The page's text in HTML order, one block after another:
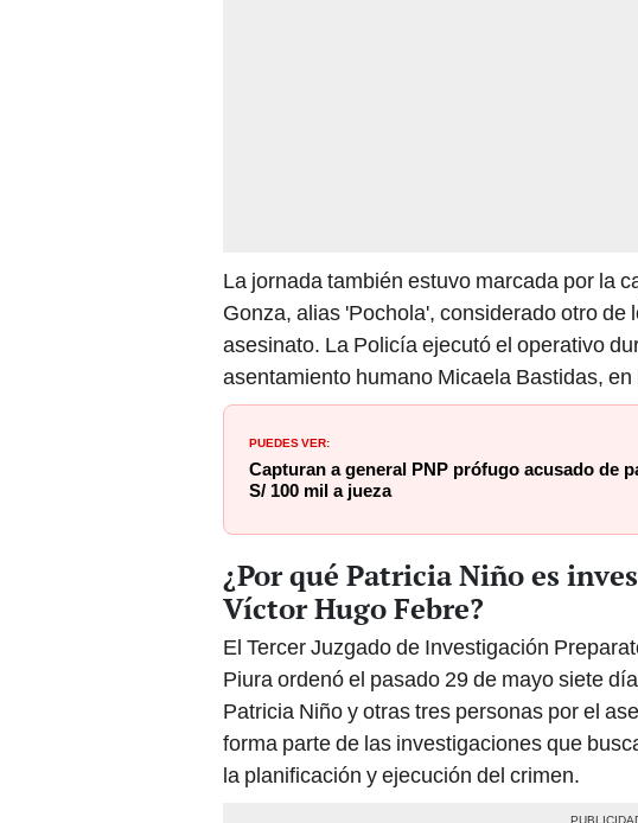
La jornada también estuvo marcada por la
Gonza, alias 'Pochola', considerado otro de
asesinato. La Policía ejecutó el operativo
asentamiento humano Micaela Bastidas, en
PUEDES VER:
Capturan a general PNP prófugo acusado de
S/ 100 mil a jueza
¿Por qué Patricia Niño es
Víctor Hugo Febre?
El Tercer Juzgado de Investigación
Piura ordenó el pasado 29 de mayo siete
Patricia Niño y otras tres personas por el
forma parte de las investigaciones que
la planificación y ejecución del crimen.